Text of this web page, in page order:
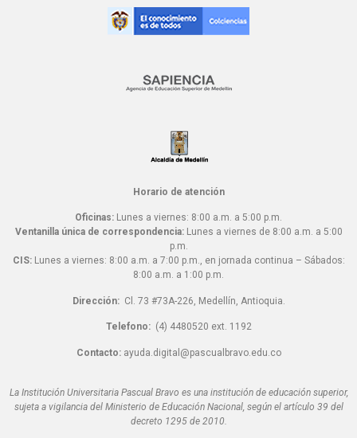
Horario de atención
Oficinas: Lunes a viernes: 8:00 a.m. a 5:00 p.m.
Ventanilla única de correspondencia:Lunes a viernes de 8:00 a.m. a 5:00
p.m.
CIS:Lunes a viernes: 8:00 a.m. a 7:00 p.m., en jornada continua – Sábados:
8:00 a.m. a 1:00 p.m.
Dirección: Cl. 73 #73A-226, Medellín, Antioquia.
Telefono:(4) 4480520 ext. 1192
Contacto:ayuda.digital@pascualbravo.edu.co
La Institución Universitaria Pascual Bravo es una institución de educación superior,
sujeta a vigilancia del Ministerio de Educación Nacional, según el artículo 39 del
decreto 1295 de 2010.